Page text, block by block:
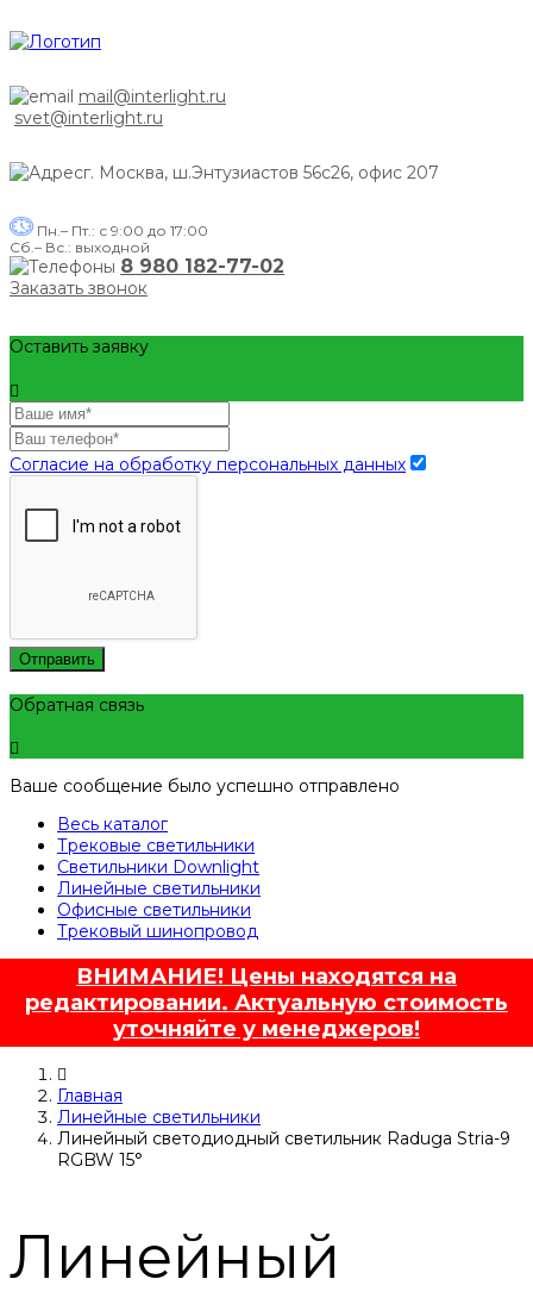
mail@interlight.ru
svet@interlight.ru
г. Москва, ш.Энтузиастов 56с26, офис 207
Пн.– Пт.: с 9:00 до 17:00
Сб.– Вс.: выходной
8 980 182-77-02
Заказать звонок
Оставить заявку
Согласие на обработку персональных данных
Отправить
Обратная связь
Ваше сообщение было успешно отправлено
Весь каталог
Трековые светильники
Светильники Downlight
Линейные светильники
Офисные светильники
Трековый шинопровод
ВНИМАНИЕ! Цены находятся на
редактировании. Актуальную стоимость
уточняйте у менеджеров!
Главная
Линейные светильники
Линейный светодиодный светильник Raduga Stria-9
RGBW 15°
Линейный